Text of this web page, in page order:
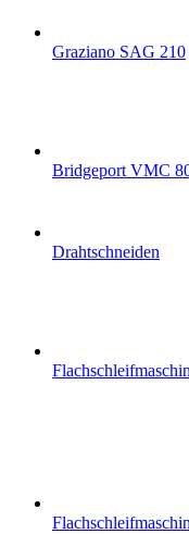
Graziano SAG 210
Bridgeport VMC
Drahtschneiden